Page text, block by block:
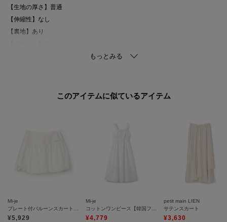
【生地の厚さ】普通
【伸縮性】なし
【裏地】あり
このアイテムに似ているアイテム
Mi-je
¥5,929
Mi-je
¥4,779
petit main LIEN
サテンスカート
¥3,630